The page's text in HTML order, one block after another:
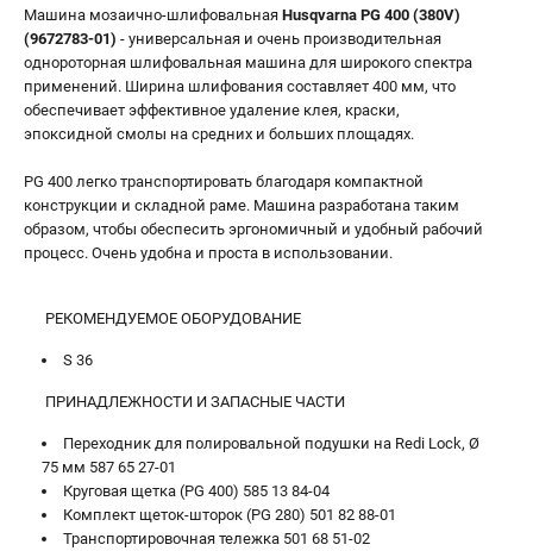
офертой.
8 (812) 318-40-26
8 (800) 550-70-46
Режим работы колл-центра:
пн-пт - с 9:00 до 18:00
сб - с 10:00 до 16:00
вс - выходной
ЗАКАЗ ЗАПЧАСТЕЙ
+7 (8112) 59-12-69
zakaz@hustorg.ru
Машина мозаично-шлифовальная Husqvarna PG 400 (380V)
(9672783-01) - универсальная и очень производительная
однороторная шлифовальная машина для широкого спектра
применений. Ширина шлифования составляет 400 мм, что
обеспечивает эффективное удаление клея, краски,
эпоксидной смолы на средних и больших площадях.
PG 400 легко транспортировать благодаря компактной
конструкции и складной раме. Машина разработана таким
образом, чтобы обеспесить эргономичный и удобный рабочий
процесс. Очень удобна и проста в использовании.
РЕКОМЕНДУЕМОЕ ОБОРУДОВАНИЕ
S 36
ПРИНАДЛЕЖНОСТИ И ЗАПАСНЫЕ ЧАСТИ
Переходник для полировальной подушки на Redi Lock, Ø
75 мм 587 65 27-01
Круговая щетка (PG 400) 585 13 84-04
Комплект щеток-шторок (PG 280) 501 82 88-01
Транспортировочная тележка 501 68 51-02